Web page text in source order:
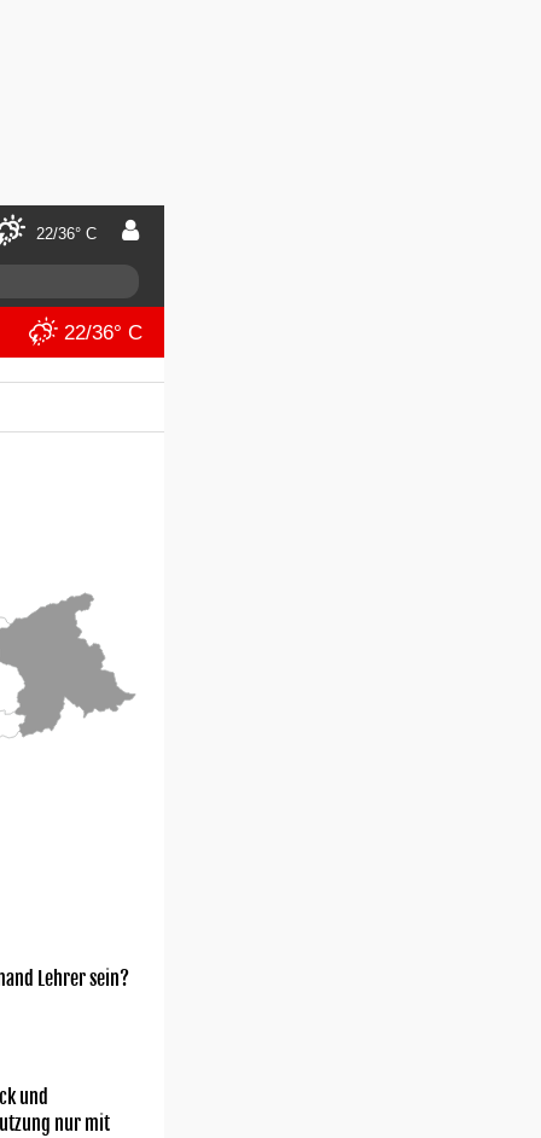
22/36° C
22/36° C
Lehrer sein?
und
nur mit